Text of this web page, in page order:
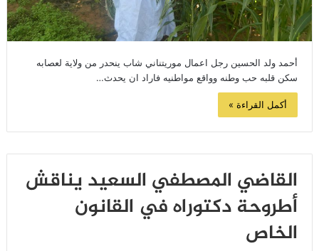
أحمد ولد الحسين رجل اعمال موريتناني شاب ينحدر من ولاية لعصابه
سكن قلبه حب وطنه وواقع مواطنيه فاراد ان يحدث…
أكمل القراءة »
القاضي المصطفي السعيد يناقش
أطروحة دكتوراه في القانون
الخاص